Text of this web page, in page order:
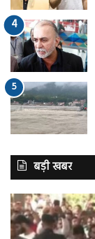
बड़ी खबर